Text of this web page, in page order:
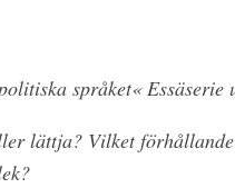
språket«
lättja? Vilket förhållande